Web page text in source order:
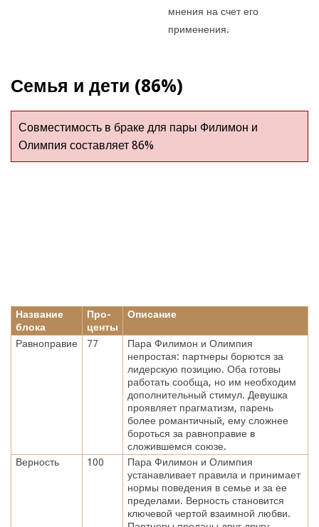
мнения на счет его
применения.
Семья и дети (86%)
Совместимость в браке для пары Филимон и
Олимпия составляет 86%
Название
блока
Про-
центы
Описание
Равноправие 77
Пара Филимон и Олимпия
непростая: партнеры борются за
лидерскую позицию. Оба готовы
работать сообща, но им необходим
дополнительный стимул. Девушка
проявляет прагматизм, парень
более романтичный, ему сложнее
бороться за равноправие в
сложившемся союзе.
Верность
100
Пара Филимон и Олимпия
устанавливает правила и принимает
нормы поведения в семье и за ее
пределами. Верность становится
ключевой чертой взаимной любви.